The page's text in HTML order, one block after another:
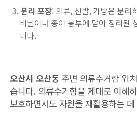
분리 포장: 의류, 신발, 가방은 분리
비닐이나 종이 봉투에 담아 정리된
니다.
오산시 오산동 주변 의류수거함 위
습니다. 의류수거함을 제대로 이해
보호하면서도 자원을 재활용하는